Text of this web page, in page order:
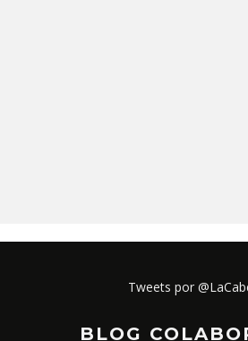
Tweets por
BLOG